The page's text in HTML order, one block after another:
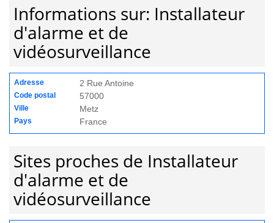
Informations sur: Installateur
d'alarme et de
vidéosurveillance
Adresse 2 Rue Antoine
Code postal 57000
Ville Metz
Pays France
Sites proches de Installateur
d'alarme et de
vidéosurveillance